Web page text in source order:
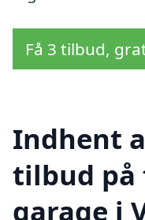
Få 3 tilbud,
Indhent
tilbud
garage i